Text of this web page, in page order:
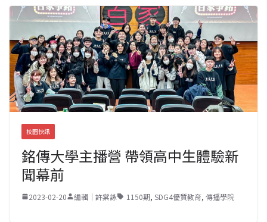
校園快訊
銘傳大學主播營 帶領高中生體驗新
聞幕前
2023-02-20 編輯｜許棠詠 1150期, SDG4優質教育, 傳播學院